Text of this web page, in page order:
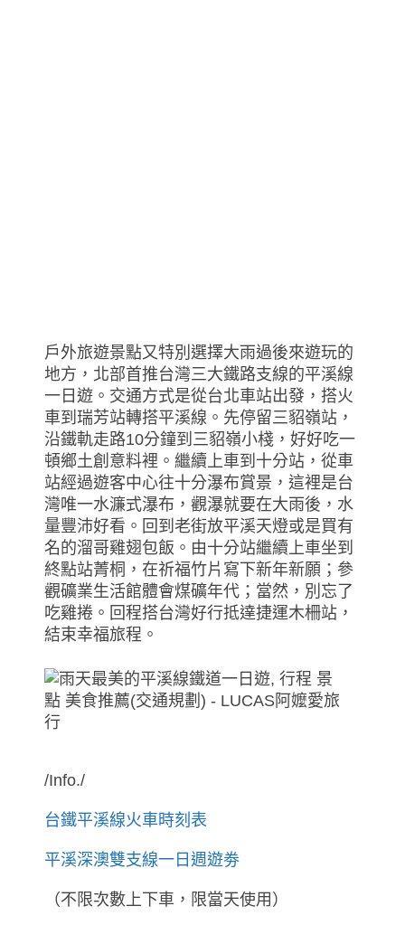
戶外旅遊景點又特別選擇大雨過後來遊玩的
地方，北部首推台灣三大鐵路支線的平溪線
一日遊。交通方式是從台北車站出發，搭火
車到瑞芳站轉搭平溪線。先停留三貂嶺站，
沿鐵軌走路10分鐘到三貂嶺小棧，好好吃一
頓鄉土創意料裡。繼續上車到十分站，從車
站經過遊客中心往十分瀑布賞景，這裡是台
灣唯一水濂式瀑布，觀瀑就要在大雨後，水
量豐沛好看。回到老街放平溪天燈或是買有
名的溜哥雞翅包飯。由十分站繼續上車坐到
終點站菁桐，在祈福竹片寫下新年新願；參
觀礦業生活館體會煤礦年代；當然，別忘了
吃雞捲。回程搭台灣好行抵達捷運木柵站，
結束幸福旅程。
/Info./
台鐵平溪線火車時刻表
平溪深澳雙支線一日週遊劵
（不限次數上下車，限當天使用）